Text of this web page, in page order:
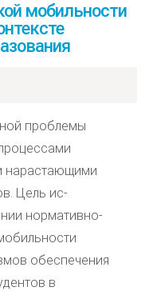
мобильности
проблемы
нарастающими
Цель ис-
нормативно-
обеспечения
в